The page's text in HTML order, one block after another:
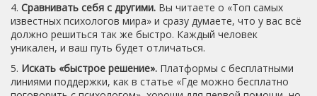
4. Сравнивать себя с другими. Вы читаете о «Топ самых
известных психологов мира» и сразу думаете, что у вас всё
должно решиться так же быстро. Каждый человек
уникален, и ваш путь будет отличаться.
5. Искать «быстрое решение». Платформы с бесплатными
линиями поддержки, как в статье «Где можно бесплатно